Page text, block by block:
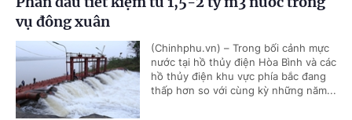
vụ đông xuân
(Chinhphu.vn) – Trong bối cảnh mực
nước tại hồ thủy điện Hòa Bình và các
hồ thủy điện khu vực phía bắc đang
thấp hơn so với cùng kỳ những năm...